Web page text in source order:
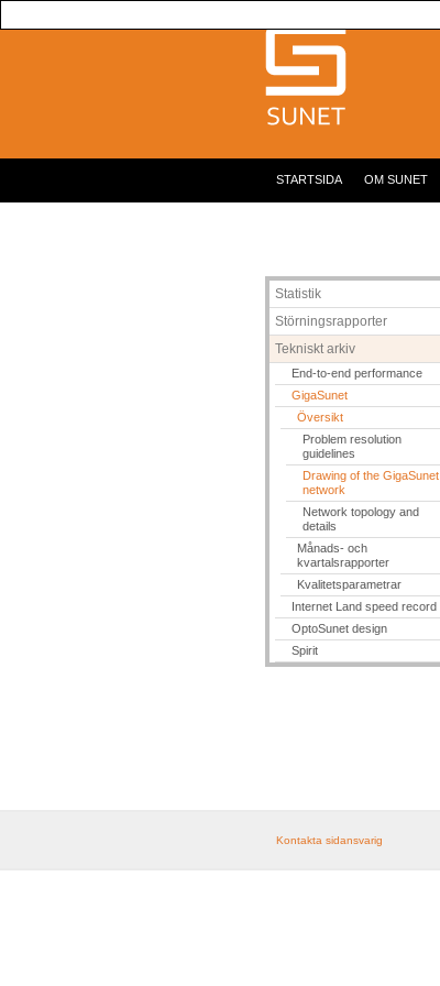
STARTSIDA OM SUNET
Statistik
Störningsrapporter
Tekniskt arkiv
End-to-end performance
GigaSunet
Översikt
Problem resolution
guidelines
Drawing of the GigaSunet
network
Network topology and
details
Månads- och
kvartalsrapporter
Kvalitetsparametrar
Internet Land speed record
OptoSunet design
Spirit
Kontakta sidansvarig